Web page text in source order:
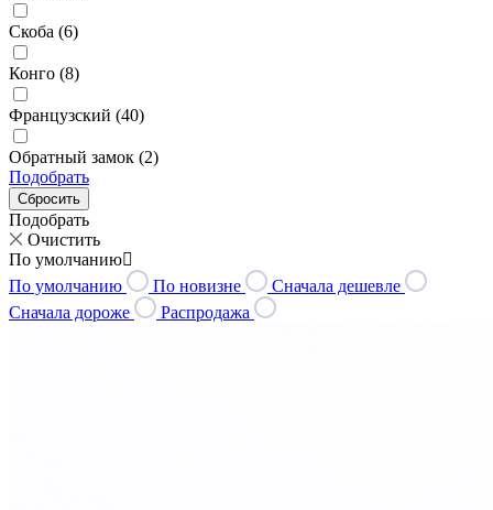
Скоба (6)
Конго (8)
Французский (40)
Обратный замок (2)
Подобрать
Подобрать
Очистить
По умолчанию
По умолчанию
По новизне
Сначала дешевле
Сначала дороже
Распродажа